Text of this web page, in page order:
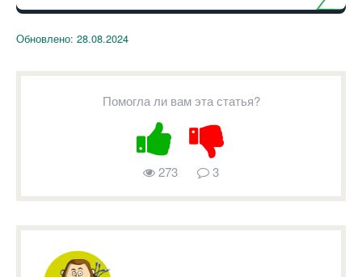
Обновлено: 28.08.2024
Помогла ли вам эта статья?
273 3